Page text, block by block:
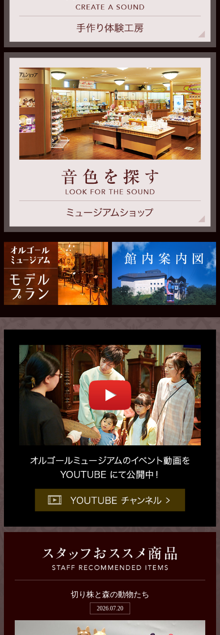
切り株と森の動物たち
2026.07.20